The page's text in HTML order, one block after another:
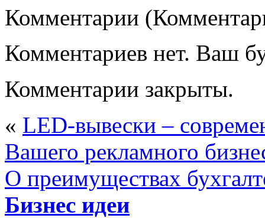
Комментарии
Комментариев нет. Ваш
Комментарии закрыты.
« LED-вывески –
Вашего рекламного
О преимуществах
Бизнес идеи